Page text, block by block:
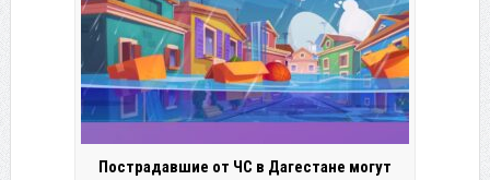
Пострадавшие от ЧС в Дагестане могут